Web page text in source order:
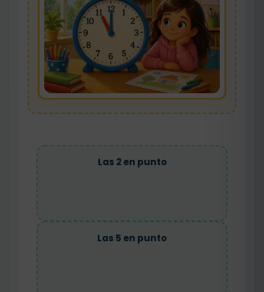
Las 2 en punto
Las 5 en punto